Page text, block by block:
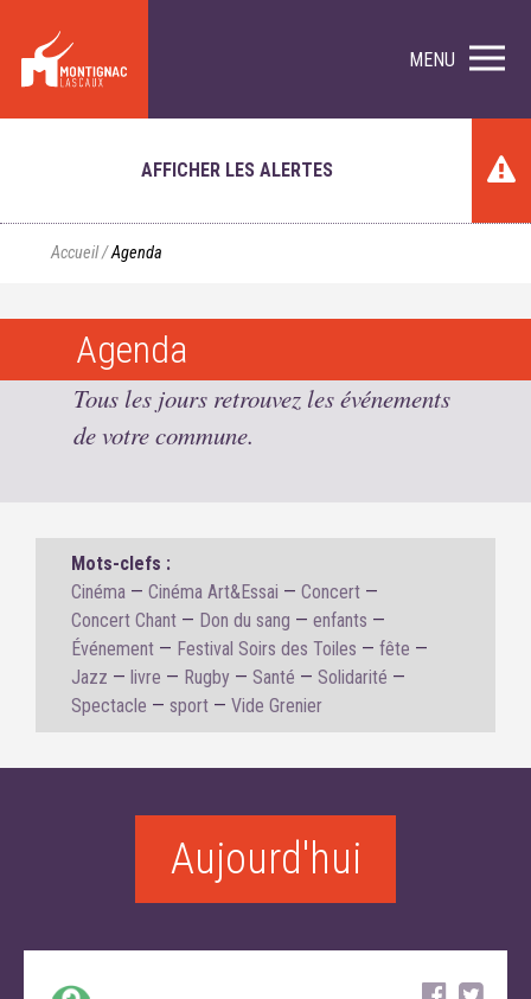
MENU
AFFICHER LES ALERTES
Accueil/Agenda
Agenda
Tous les jours retrouvez les événements
de votre commune.
Mots-clefs :
Cinéma
Cinéma Art&Essai
Concert
Concert Chant
Don du sang
enfants
Événement
Festival Soirs des Toiles
fête
Jazz
livre Rugby Santé
Solidarité
Spectacle
sport Vide Grenier
Aujourd'hui